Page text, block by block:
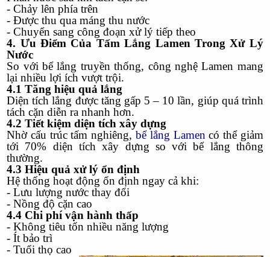
- Chảy lên phía trên
- Được thu qua máng thu nước
- Chuyển sang công đoạn xử lý tiếp theo
4. Ưu Điểm Của Tấm Lắng Lamen Trong Xử Lý
Nước
So với bể lắng truyền thống, công nghệ Lamen mang
lại nhiều lợi ích vượt trội.
4.1 Tăng hiệu quả lắng
Diện tích lắng được tăng gấp 5 – 10 lần, giúp quá trình
tách cặn diễn ra nhanh hơn.
4.2 Tiết kiệm diện tích xây dựng
Nhờ cấu trúc tấm nghiêng, bể lắng Lamencó thể giảm
tới 70% diện tích xây dựng so với bể lắng thông
thường.
4.3 Hiệu quả xử lý ổn định
Hệ thống hoạt động ổn định ngay cả khi:
- Lưu lượng nước thay đổi
- Nồng độ cặn cao
4.4 Chi phí vận hành thấp
- Không tiêu tốn nhiều năng lượng
- Ít bảo trì
- Tuổi thọ cao